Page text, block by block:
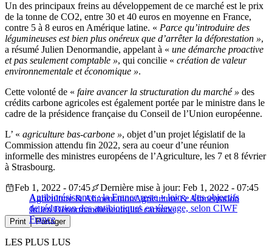
Un des principaux freins au développement de ce marché est le prix
de la tonne de CO2, entre 30 et 40 euros en moyenne en France,
contre 5 à 8 euros en Amérique latine. « Parce qu’introduire des
légumineuses est bien plus onéreux que d’arrêter la déforestation »,
a résumé Julien Denormandie, appelant à « une démarche proactive
et pas seulement comptable », qui concilie « création de valeur
environnementale et économique ».
Cette volonté de « faire avancer la structuration du marché » des
crédits carbone agricoles est également portée par le ministre dans le
cadre de la présidence française du Conseil de l’Union européenne.
L’ « agriculture bas-carbone », objet d’un projet législatif de la
Commission attendu fin 2022, sera au coeur d’une réunion
informelle des ministres européens de l’Agriculture, les 7 et 8 février
à Strasbourg.
Antibiorésistance : la France reste « loin » des objectifs
de réduction des antibiotiques en élevage, selon CIWF
France
Feb 1, 2022 - 07:45
Dernière mise à jour: Feb 1, 2022 - 07:45
Agriculture & AlimentationAgriculture & Alimentation
Julien Denormandieneutralité carbone
Print Partager
LES PLUS LUS